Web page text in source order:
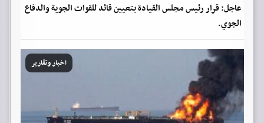
عاجل: قرار رئيس مجلس القيادة بتعيين قائد للقوات الجوية والدفاع
الجوي.
اخبار وتقارير